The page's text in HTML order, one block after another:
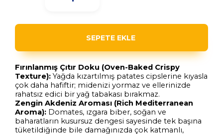
Fırınlanmış Çıtır Doku (Oven-Baked Crispy
Texture): Yağda kızartılmış patates cipslerine kıyasla
çok daha hafiftir; midenizi yormaz ve ellerinizde
rahatsız edici bir yağ tabakası bırakmaz.
Zengin Akdeniz Aroması (Rich Mediterranean
Aroma): Domates, ızgara biber, soğan ve
baharatların kusursuz dengesi sayesinde tek başına
tüketildiğinde bile damağınızda çok katmanlı,